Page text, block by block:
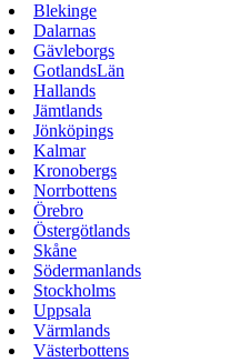
Blekinge
Dalarnas
Gävleborgs
GotlandsLän
Hallands
Jämtlands
Jönköpings
Kalmar
Kronobergs
Norrbottens
Örebro
Östergötlands
Skåne
Södermanlands
Stockholms
Uppsala
Värmlands
Västerbottens